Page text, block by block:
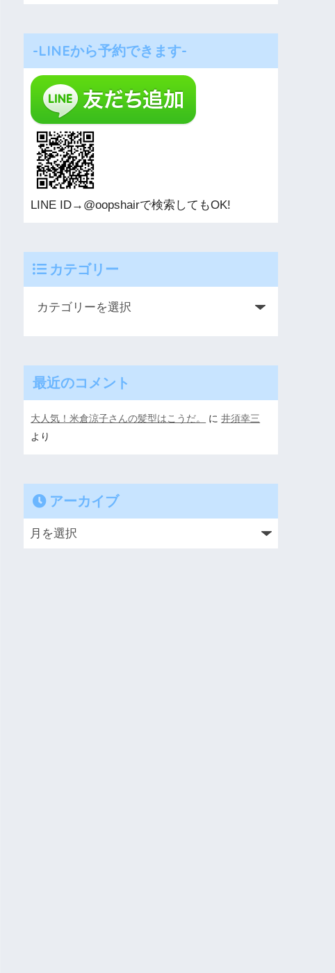
-LINEから予約できます-
LINE ID→@oopshairで検索してもOK!
カテゴリー
最近のコメント
大人気！米倉涼子さんの髪型はこうだ。 に井須幸三
より
アーカイブ